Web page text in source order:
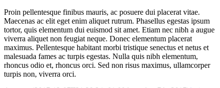
Proin pellentesque finibus mauris, ac posuere dui placerat vitae.
Maecenas ac elit eget enim aliquet rutrum. Phasellus egestas ipsum
tortor, quis elementum dui euismod sit amet. Etiam nec nibh a augue
viverra aliquet non feugiat neque. Donec elementum placerat
maximus. Pellentesque habitant morbi tristique senectus et netus et
malesuada fames ac turpis egestas. Nulla quis nibh elementum,
rhoncus odio et, rhoncus orci. Sed non risus maximus, ullamcorper
turpis non, viverra orci.